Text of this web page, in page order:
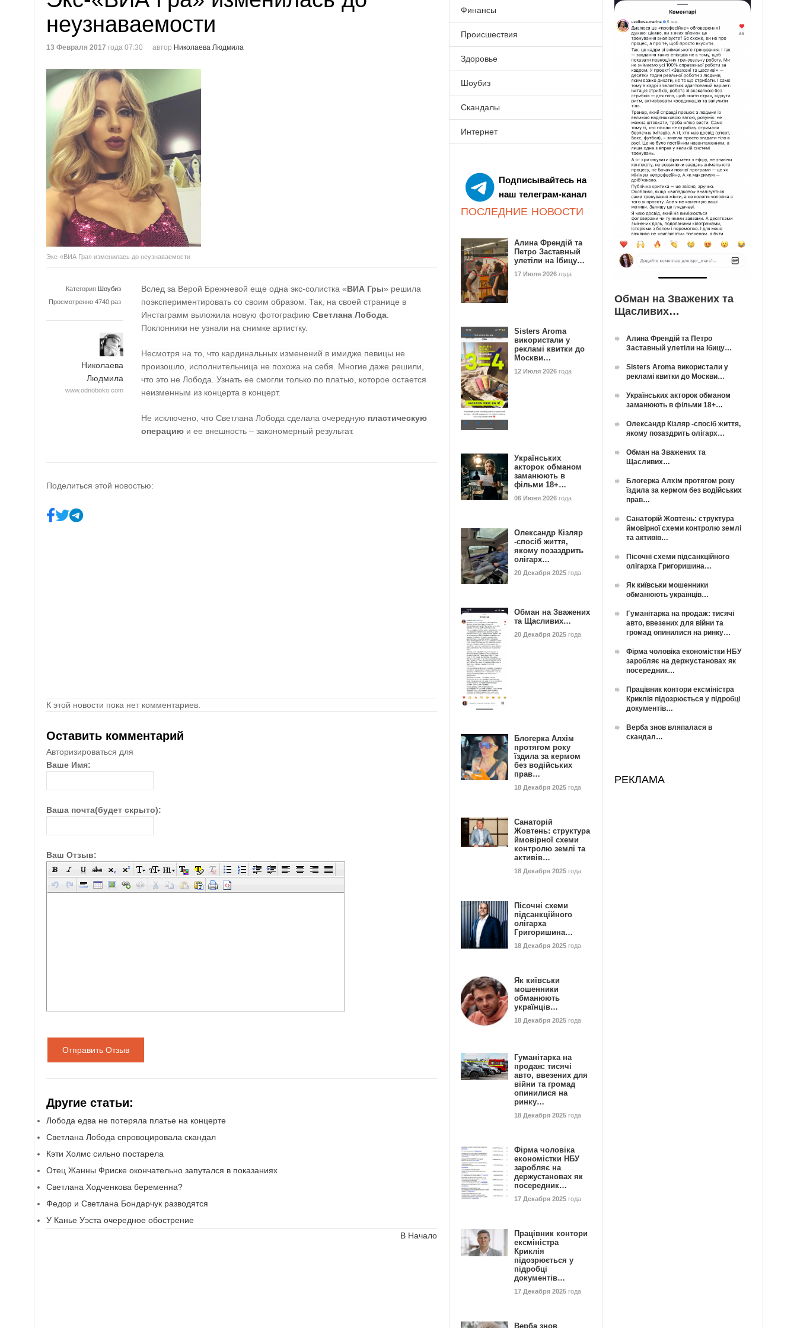
неузнаваемости
13 Февраля 2017 года 07:30 автор Николаева Людмила
Экс-«ВИА Гра» изменилась до неузнаваемости
Категория Шоубиз
Просмотренно 4740 раз
Николаева
Людмила
www.odnoboko.com
Вслед за Верой Брежневой еще одна экс-солистка «ВИА Гры» решила
поэкспериментировать со своим образом. Так, на своей странице в
Инстаграмм выложила новую фотографию Светлана Лобода
Поклонники не узнали на снимке артистку.
Несмотря на то, что кардинальных изменений в имидже певицы не
произошло, исполнительница не похожа на себя. Многие даже решили,
что это не Лобода. Узнать ее смогли только по платью, которое остается
неизменным из концерта в концерт.
Не исключено, что Светлана Лобода сделала очередную пластическую
операцию и ее внешность – закономерный результат.
Поделиться этой новостью:
К этой новости пока нет комментариев.
Оставить комментарий
Авторизироваться для
Ваше Имя:
Ваша почта(будет скрыто):
Ваш Отзыв:
Отправить Отзыв
Другие статьи:
Лобода едва не потеряла платье на концерте
Светлана Лобода спровоцировала скандал
Кэти Холмс сильно постарела
Отец Жанны Фриске окончательно запутался в показаниях
Светлана Ходченкова беременна?
Федор и Светлана Бондарчук разводятся
У Канье Уэста очередное обострение
В Начало
Финансы
Происшествия
Здоровье
Шоубиз
Скандалы
Интернет
Подписывайтесь на
наш телеграм-канал
ПОСЛЕДНИЕ НОВОСТИ
Алина Френдій та
Петро Заставный
улетіли на Ібицу…
17 Июля 2026 года
Sisters Aroma
використали у
рекламі квитки до
Москви…
12 Июля 2026 года
Українських
акторок обманом
заманюють в
фільми 18+…
06 Июня 2026 года
Олександр Кізляр
-спосіб життя,
якому позаздрить
олігарх…
20 Декабря 2025 года
Обман на Зважених
та Щасливих…
20 Декабря 2025 года
Блогерка Алхім
протягом року
їздила за кермом
без водійських
прав…
18 Декабря 2025 года
Санаторій
Жовтень: структура
ймовірної схеми
контролю землі та
активів…
18 Декабря 2025 года
Пісочні схеми
підсанкційного
олігарха
Григоришина…
18 Декабря 2025 года
Як київськи
мошенники
обманюють
українців…
18 Декабря 2025 года
Гуманітарка на
продаж: тисячі
авто, ввезених для
війни та громад
опинилися на
ринку…
18 Декабря 2025 года
Фірма чоловіка
економістки НБУ
заробляє на
держустановах як
посередник…
17 Декабря 2025 года
Працівник контори
ексміністра
Криклія
підозрюється у
підробці
документів…
17 Декабря 2025 года
Верба знов
Обман на Зважених та
Щасливих…
Алина Френдій та Петро
Заставный улетіли на Ібицу…
Sisters Aroma використали у
рекламі квитки до Москви…
Українських акторок обманом
заманюють в фільми 18+…
Олександр Кізляр -спосіб життя,
якому позаздрить олігарх…
Обман на Зважених та
Щасливих…
Блогерка Алхім протягом року
їздила за кермом без водійських
прав…
Санаторій Жовтень: структура
ймовірної схеми контролю землі
та активів…
Пісочні схеми підсанкційного
олігарха Григоришина…
Як київськи мошенники
обманюють українців…
Гуманітарка на продаж: тисячі
авто, ввезених для війни та
громад опинилися на ринку…
Фірма чоловіка економістки НБУ
заробляє на держустановах як
посередник…
Працівник контори ексміністра
Криклія підозрюється у підробці
документів…
Верба знов вляпалася в
скандал…
РЕКЛАМА